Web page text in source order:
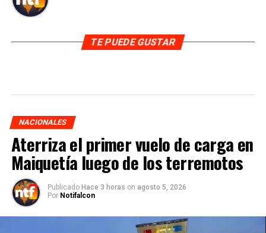
TE PUEDE GUSTAR
NACIONALES
Aterriza el primer vuelo de carga en
Maiquetía luego de los terremotos
Publicado Hace 3 horas on agosto 5, 2026
Por Notifalcon